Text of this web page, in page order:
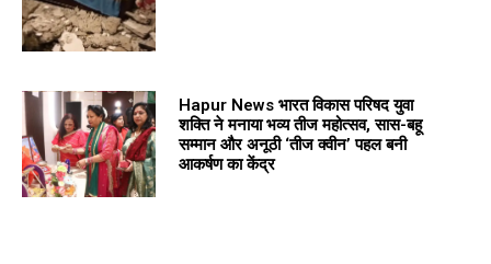
Hapur News भारत विकास परिषद युवा
शक्ति ने मनाया भव्य तीज महोत्सव, सास-बहू
सम्मान और अनूठी ‘तीज क्वीन’ पहल बनी
आकर्षण का केंद्र